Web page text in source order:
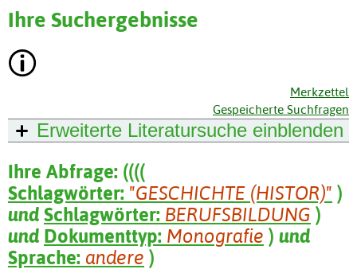
Ihre Suchergebnisse
Merkzettel
Gespeicherte Suchfragen
Erweiterte Literatursuche einblenden
Ihre Abfrage: ((((
Schlagwörter: "GESCHICHTE (HISTOR)" )
und Schlagwörter: BERUFSBILDUNG )
und Dokumenttyp: Monografie ) und
Sprache: andere )